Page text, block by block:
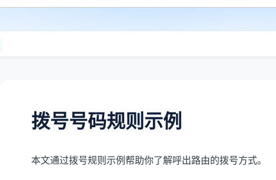
拨号号码规则示例
本文通过拨号规则示例帮助你了解呼出路由的拨号方式。